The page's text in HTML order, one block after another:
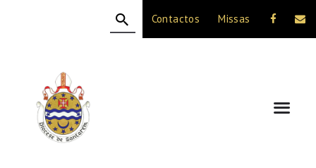
Contactos Missas
A DIOCESE
CELEBRAÇÃO
VIDA CRISTÃ
NOTÍCIAS